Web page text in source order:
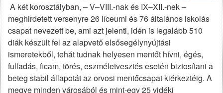
A két korosztályban, – V–VIII.-nak és IX–XII.-nek –
meghirdetett versenyre 26 líceumi és 76 általános iskolás
csapat nevezett be, ami azt jelenti, idén is legalább 510
diák készült fel az alapvető elsősegélynyújtási
ismeretekből, tehát tudnak helyesen mentőt hívni, égés,
fulladás, ficam, törés, eszméletvesztés esetén biztosítani a
beteg stabil állapotát az orvosi mentőcsapat kiérkeztéig. A
megye minden városából és mint-egy 25 vidéki